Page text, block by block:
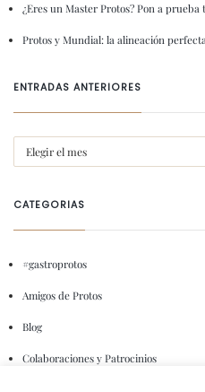
¿Eres un Master Protos? Pon a
Protos y Mundial: la alineación
ENTRADAS ANTERIORES
CATEGORIAS
#gastroprotos
Amigos de Protos
Blog
Colaboraciones y Patrocinios